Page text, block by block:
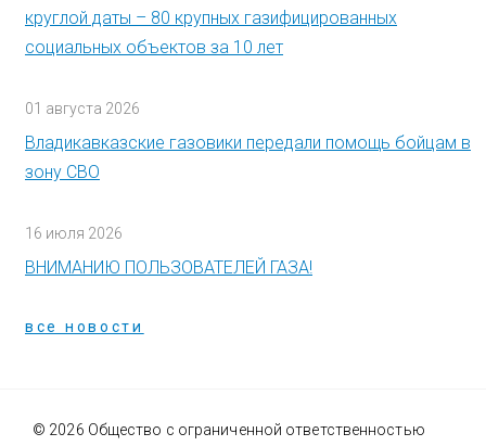
круглой даты – 80 крупных газифицированных
социальных объектов за 10 лет
01 августа 2026
Владикавказские газовики передали помощь бойцам в
зону СВО
16 июля 2026
ВНИМАНИЮ ПОЛЬЗОВАТЕЛЕЙ ГАЗА!
все новости
© 2026 Общество с ограниченной ответственностью